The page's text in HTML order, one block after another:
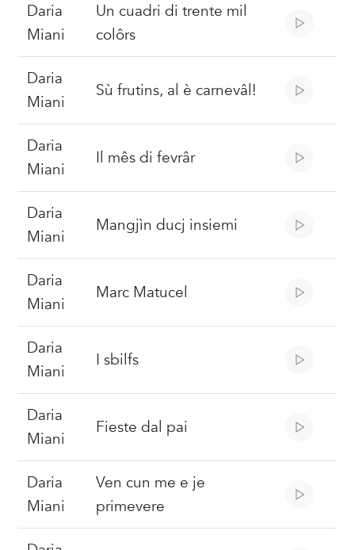
Daria
Miani
Un cuadri di trente mil
colôrs
Daria
Miani
Sù frutins, al è carnevâl!
Daria
Miani
Il mês di fevrâr
Daria
Miani
Mangjìn ducj insiemi
Daria
Miani
Marc Matucel
Daria
Miani
I sbilfs
Daria
Miani
Fieste dal pai
Daria
Miani
Ven cun me e je
primevere